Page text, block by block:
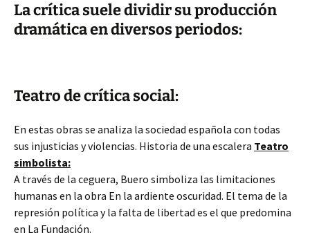
La crítica suele dividir su producción
dramática en diversos periodos:
Teatro de crítica social:
En estas obras se analiza la sociedad española con todas
sus injusticias y violencias. Historia de una escalera Teatro
simbolista:
A través de la ceguera, Buero simboliza las limitaciones
humanas en la obra En la ardiente oscuridad. El tema de la
represión política y la falta de libertad es el que predomina
en La Fundación.